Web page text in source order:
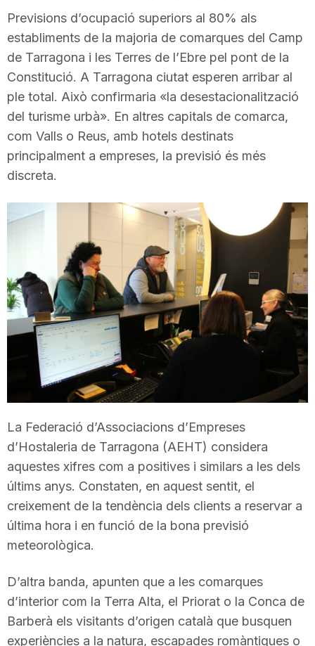
i
u
e
T
r
r
a
o
Previsions d’ocupació superiors al 80% als
establiments de la majoria de comarques del Camp
de Tarragona i les Terres de l’Ebre pel pont de la
Constitució. A Tarragona ciutat esperen arribar al
ple total. Això confirmaria «la desestacionalització
del turisme urbà». En altres capitals de comarca,
com Valls o Reus, amb hotels destinats
principalment a empreses, la previsió és més
discreta.
La Federació d’Associacions d’Empreses
d’Hostaleria de Tarragona (AEHT) considera
aquestes xifres com a positives i similars a les dels
últims anys. Constaten, en aquest sentit, el
creixement de la tendència dels clients a reservar a
última hora i en funció de la bona previsió
meteorològica.
D’altra banda, apunten que a les comarques
d’interior com la Terra Alta, el Priorat o la Conca de
Barberà els visitants d’origen català que busquen
experiències a la natura, escapades romàntiques o